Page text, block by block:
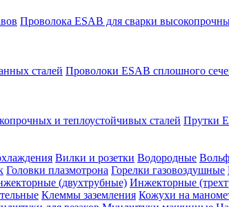
Проволока ESAB для сварки
сталей Проволоки ESAB сплошного
и теплоустойчивых сталей Прутки
Вилки и розетки Водородные
Головки плазмотрона Горелки газовоздушные
(двухтрубные) Инжекторные
Клеммы заземления Кожухи на